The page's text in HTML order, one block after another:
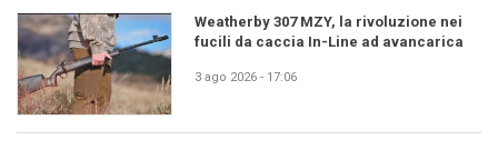
Weatherby 307 MZY, la rivoluzione nei
fucili da caccia In-Line ad avancarica
3 ago 2026 - 17:06